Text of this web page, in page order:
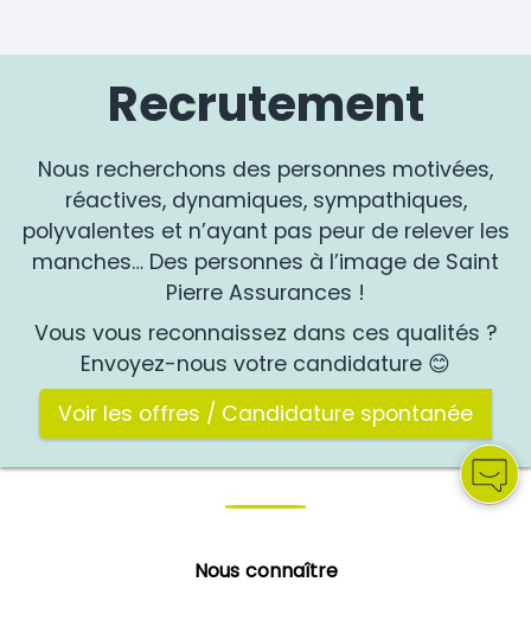
Recrutement
Nous recherchons des personnes motivées,
réactives, dynamiques, sympathiques,
polyvalentes et n’ayant pas peur de relever les
manches… Des personnes à l’image de Saint
Pierre Assurances !
Vous vous reconnaissez dans ces qualités ?
Envoyez-nous votre candidature 😊
Voir les offres / Candidature spontanée
Nous connaître